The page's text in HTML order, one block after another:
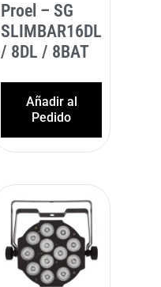
Proel – SG
SLIMBAR16DL
/ 8DL / 8BAT
Añadir al
Pedido